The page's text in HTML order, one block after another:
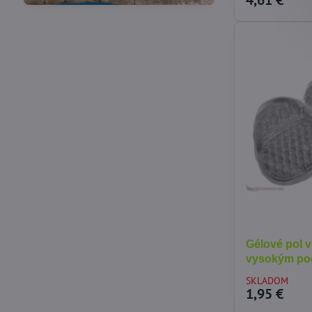
Gélové pol
vysokým
SKLADOM
1,95 €